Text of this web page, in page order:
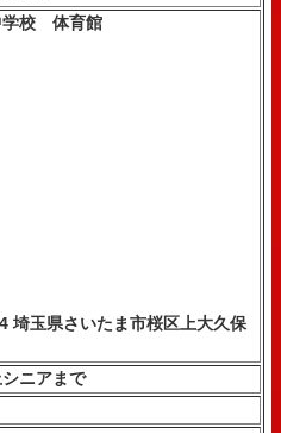
校 体育館
埼玉県さいたま市桜区上大久保
ニアまで